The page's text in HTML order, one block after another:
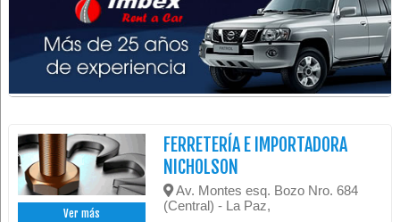
Ver más
FERRETERÍA E IMPORTADORA
NICHOLSON
Av. Montes esq. Bozo Nro. 684
(Central) - La Paz,